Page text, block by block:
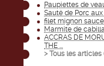
Paupiettes de
Sauté de Porc aux
filet mignon sauce
Marmite de
ACCRAS DE
THE ...
> Tous les articles